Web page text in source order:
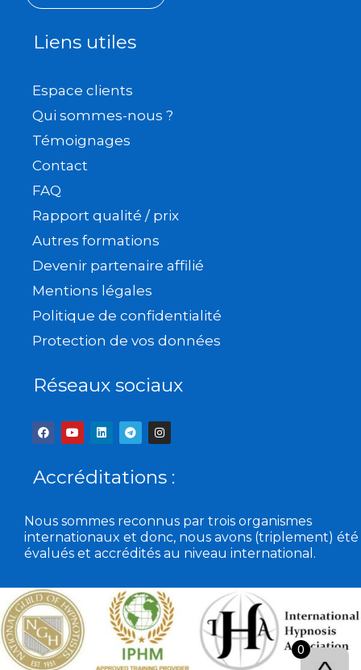
Liens utiles
Espace clients
Qui sommes-nous ?
Témoignages
Contact
FAQ
Rapport qualité / prix
Autres formations
Devenir partenaire affilié
Mentions légales
Politique de confidentialité
Protection de vos données
Réseaux sociaux
F
a
c
b
o
Y
o
u
u
b
L
i
e
d
T
e
l
g
r
I
n
s
a
g
m
Accréditations :
Nous sommes reconnus par trois organismes
internationaux et donc, nous avons (triplement) été
évalués et accrédités au niveau international.
0